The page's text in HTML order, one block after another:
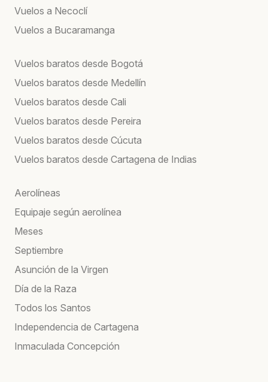
Vuelos a Necoclí
Vuelos a Bucaramanga
Vuelos baratos desde Bogotá
Vuelos baratos desde Medellín
Vuelos baratos desde Cali
Vuelos baratos desde Pereira
Vuelos baratos desde Cúcuta
Vuelos baratos desde Cartagena de Indias
Aerolíneas
Equipaje según aerolínea
Meses
Septiembre
Asunción de la Virgen
Día de la Raza
Todos los Santos
Independencia de Cartagena
Inmaculada Concepción